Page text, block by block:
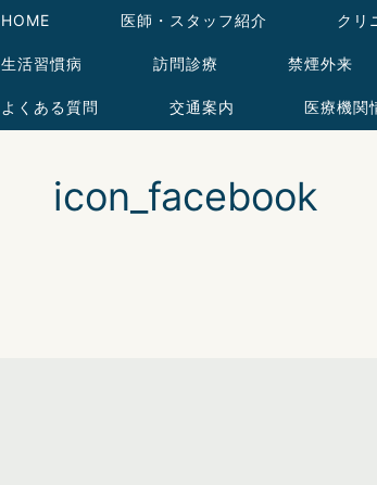
HOME 医師・スタッフ紹介 クリ
生活習慣病 訪問診療 禁煙外来
よくある質問 交通案内 医療機関
icon_facebook